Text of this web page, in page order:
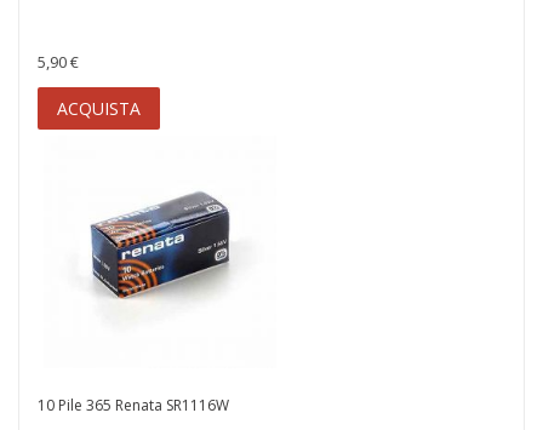
5,90 €
ACQUISTA
10 Pile 365 Renata SR1116W